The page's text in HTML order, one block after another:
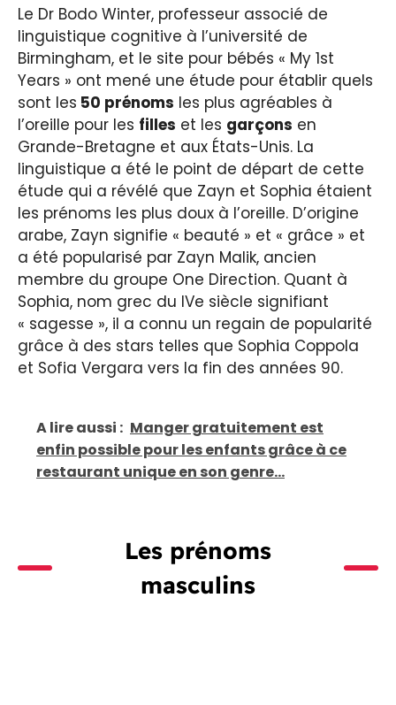
Le Dr Bodo Winter, professeur associé de
linguistique cognitive à l’université de
Birmingham, et le site pour bébés « My 1st
Years » ont mené une étude pour établir quels
sont les 50 prénoms les plus agréables à
l’oreille pour les filles et les garçons en
Grande-Bretagne et aux États-Unis. La
linguistique a été le point de départ de cette
étude qui a révélé que Zayn et Sophia étaient
les prénoms les plus doux à l’oreille. D’origine
arabe, Zayn signifie « beauté » et « grâce » et
a été popularisé par Zayn Malik, ancien
membre du groupe One Direction. Quant à
Sophia, nom grec du IVe siècle signifiant
« sagesse », il a connu un regain de popularité
grâce à des stars telles que Sophia Coppola
et Sofia Vergara vers la fin des années 90.
A lire aussi : Manger gratuitement est
enfin possible pour les enfants grâce à ce
restaurant unique en son genre...
Les prénoms
masculins